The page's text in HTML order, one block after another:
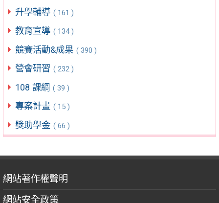
升學輔導 ( 161 )
教育宣導 ( 134 )
競賽活動&成果 ( 390 )
營會研習 ( 232 )
108 課綱 ( 39 )
專案計畫 ( 15 )
獎助學金 ( 66 )
網站著作權聲明
網站安全政策